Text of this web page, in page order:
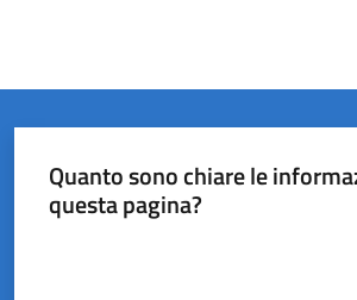
Quanto sono chiare le
questa pagina?